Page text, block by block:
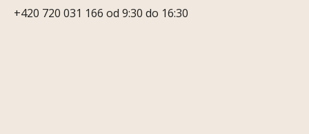
+420 720 031 166 od 9:30 do 16:30